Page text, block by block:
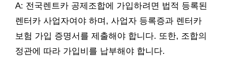
A: 전국렌트카 공제조합에 가입하려면 법적 등록된
렌터카 사업자여야 하며, 사업자 등록증과 렌터카
보험 가입 증명서를 제출해야 합니다. 또한, 조합의
정관에 따라 가입비를 납부해야 합니다.